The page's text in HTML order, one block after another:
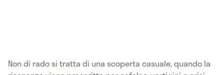
Non di rado si tratta di una scoperta casuale, quando la